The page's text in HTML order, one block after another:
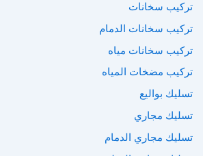
تركيب سخانات
تركيب سخانات الدمام
تركيب سخانات مياه
تركيب مضخات المياه
تسليك بواليع
تسليك مجاري
تسليك مجاري الدمام